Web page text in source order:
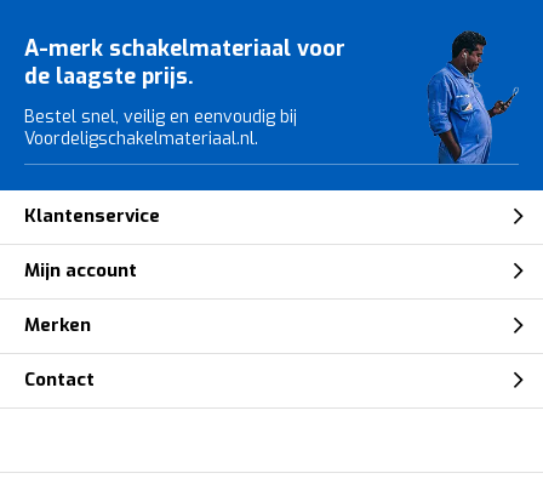
A-merk schakelmateriaal voor
de laagste prijs.
Bestel snel, veilig en eenvoudig bij
Voordeligschakelmateriaal.nl.
Klantenservice
Mijn account
Merken
Contact